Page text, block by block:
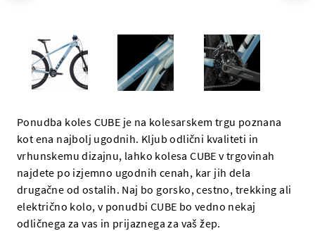
Ponudba koles CUBE je na kolesarskem trgu poznana
kot ena najbolj ugodnih. Kljub odlični kvaliteti in
vrhunskemu dizajnu, lahko kolesa CUBE v trgovinah
najdete po izjemno ugodnih cenah, kar jih dela
drugačne od ostalih. Naj bo gorsko, cestno, trekking ali
električno kolo, v ponudbi CUBE bo vedno nekaj
odličnega za vas in prijaznega za vaš žep.